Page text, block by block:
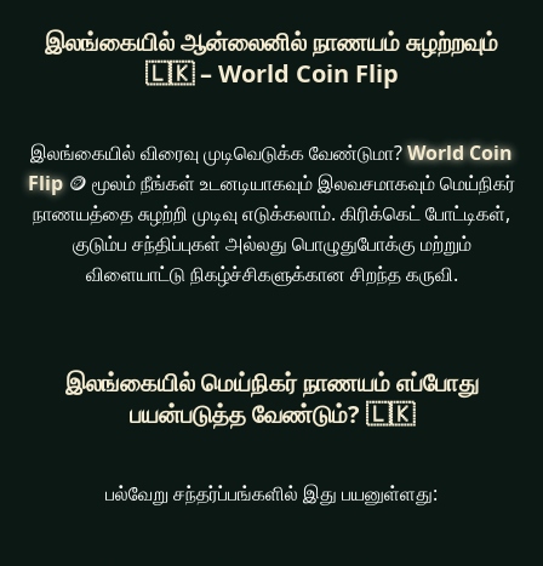
இலங்கையில் ஆன்லைனில் நாணயம் சுழற்றவும்
🇱🇰 – World Coin Flip
இலங்கையில் விரைவு முடிவெடுக்க வேண்டுமா?World Coin
Flip🪙 மூலம் நீங்கள் உடனடியாகவும் இலவசமாகவும் மெய்நிகர்
நாணயத்தை சுழற்றி முடிவு எடுக்கலாம். கிரிக்கெட் போட்டிகள்,
குடும்ப சந்திப்புகள் அல்லது பொழுதுபோக்கு மற்றும்
விளையாட்டு நிகழ்ச்சிகளுக்கான சிறந்த கருவி.
இலங்கையில் மெய்நிகர் நாணயம் எப்போது
பயன்படுத்த வேண்டும்? 🇱🇰
பல்வேறு சந்தர்ப்பங்களில் இது பயனுள்ளது: